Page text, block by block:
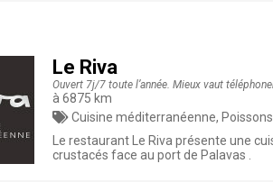
Le Riva
Ouvert 7j/7 toute l’année. Mieux vaut
à 6875 km
Cuisine méditerranéenne,
Le restaurant Le Riva présente une
crustacés face au port de Palavas .